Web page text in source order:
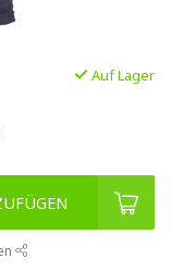
Auf Lager